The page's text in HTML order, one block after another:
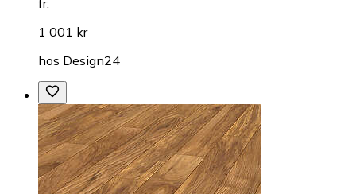
1 001 kr
hos Design24